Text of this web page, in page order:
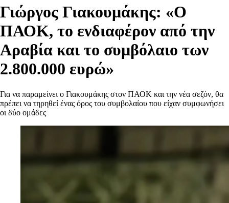
Γιώργος Γιακουμάκης: «Ο
ΠΑΟΚ, το ενδιαφέρον από την
Αραβία και το συμβόλαιο των
2.800.000 ευρώ»
Για να παραμείνει ο Γιακουμάκης στον ΠΑΟΚ και την νέα σεζόν, θα
πρέπει να τηρηθεί ένας όρος του συμβολαίου που είχαν συμφωνήσει
οι δύο ομάδες